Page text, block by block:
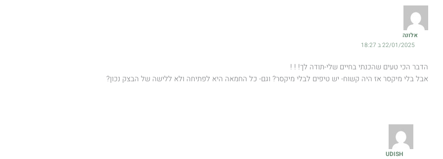
אלונה
22/01/2025 ב 18:27
הדבר הכי טעים שהכנתי בחיים שלי-תודה לך! ! !
אבל בלי מיקסר אז היה קשוח- יש טיפים לבלי מיקסר? וגם- כל החמאה היא לפתיחה ולא ללישה של הבצק נכון?
UDISH